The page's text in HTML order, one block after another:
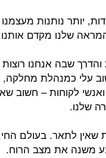
יותר נותנות
שלנו מקדם
שבה אנחנו רוצות
עלי כמנהלת
ואנשי לקוחות – חשוב
שלנו.
שאין לתאר. בעולם
משנה את מצב הרוח.